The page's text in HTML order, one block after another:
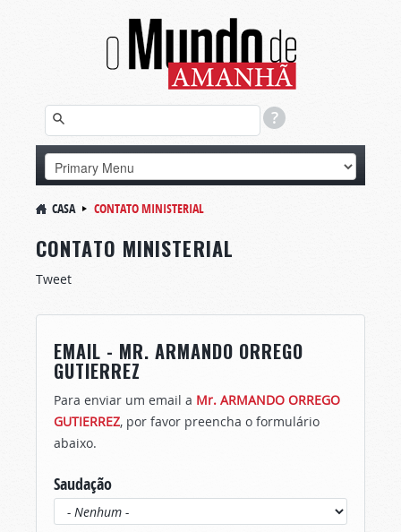
CASA CONTATO MINISTERIAL
CONTATO MINISTERIAL
Tweet
EMAIL - MR. ARMANDO ORREGO
GUTIERREZ
Para enviar um email a Mr. ARMANDO ORREGO
GUTIERREZ, por favor preencha o formulário
abaixo.
Saudação